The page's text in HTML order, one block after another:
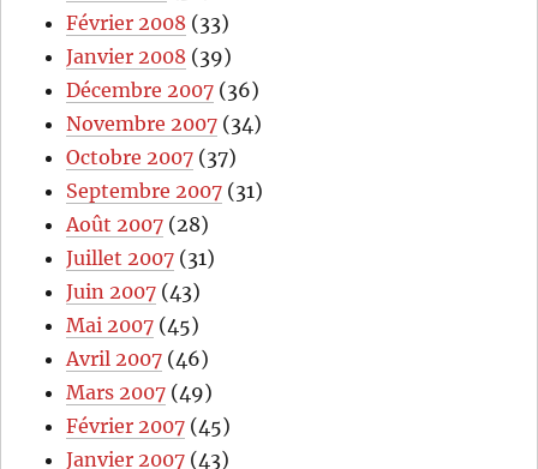
Février 2008 (33)
Janvier 2008 (39)
Décembre 2007 (36)
Novembre 2007 (34)
Octobre 2007 (37)
Septembre 2007 (31)
Août 2007 (28)
Juillet 2007 (31)
Juin 2007 (43)
Mai 2007 (45)
Avril 2007 (46)
Mars 2007 (49)
Février 2007 (45)
Janvier 2007 (43)